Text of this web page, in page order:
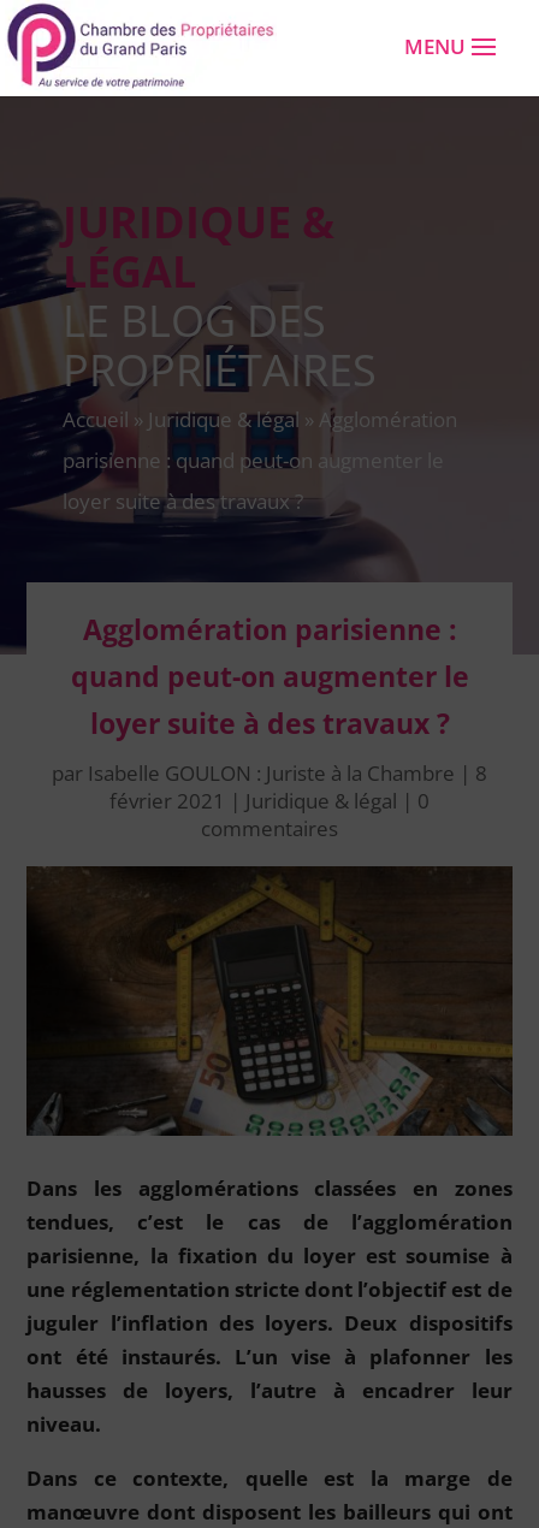
JURIDIQUE &
LÉGAL
LE BLOG DES
PROPRIÉTAIRES
Accueil » Juridique & légal » Agglomération
parisienne : quand peut-on augmenter le
loyer suite à des travaux ?
Agglomération parisienne :
quand peut-on augmenter le
loyer suite à des travaux ?
par Isabelle GOULON : Juriste à la Chambre | 8
février 2021 | Juridique & légal | 0
commentaires
Dans les agglomérations classées en zones
tendues, c’est le cas de l’agglomération
parisienne, la fixation du loyer est soumise à
une réglementation stricte dont l’objectif est de
juguler l’inflation des loyers. Deux dispositifs
ont été instaurés. L’un vise à plafonner les
hausses de loyers, l’autre à encadrer leur
niveau.
Dans ce contexte, quelle est la marge de
manœuvre dont disposent les bailleurs qui ont